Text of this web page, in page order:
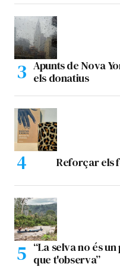
Apunts de Nova
els donatius
Reforçar els
“La selva no és
que t'observa”